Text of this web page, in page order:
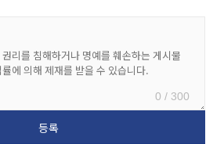
0 / 300